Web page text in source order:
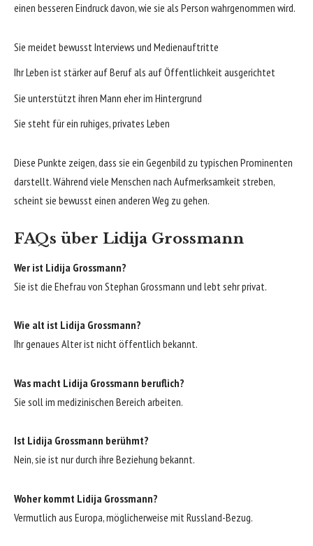
einen besseren Eindruck davon, wie sie als Person wahrgenommen wird.
Sie meidet bewusst Interviews und Medienauftritte
Ihr Leben ist stärker auf Beruf als auf Öffentlichkeit ausgerichtet
Sie unterstützt ihren Mann eher im Hintergrund
Sie steht für ein ruhiges, privates Leben
Diese Punkte zeigen, dass sie ein Gegenbild zu typischen Prominenten
darstellt. Während viele Menschen nach Aufmerksamkeit streben,
scheint sie bewusst einen anderen Weg zu gehen.
FAQs über Lidija Grossmann
Wer ist Lidija Grossmann?
Sie ist die Ehefrau von Stephan Grossmann und lebt sehr privat.
Wie alt ist Lidija Grossmann?
Ihr genaues Alter ist nicht öffentlich bekannt.
Was macht Lidija Grossmann beruflich?
Sie soll im medizinischen Bereich arbeiten.
Ist Lidija Grossmann berühmt?
Nein, sie ist nur durch ihre Beziehung bekannt.
Woher kommt Lidija Grossmann?
Vermutlich aus Europa, möglicherweise mit Russland-Bezug.